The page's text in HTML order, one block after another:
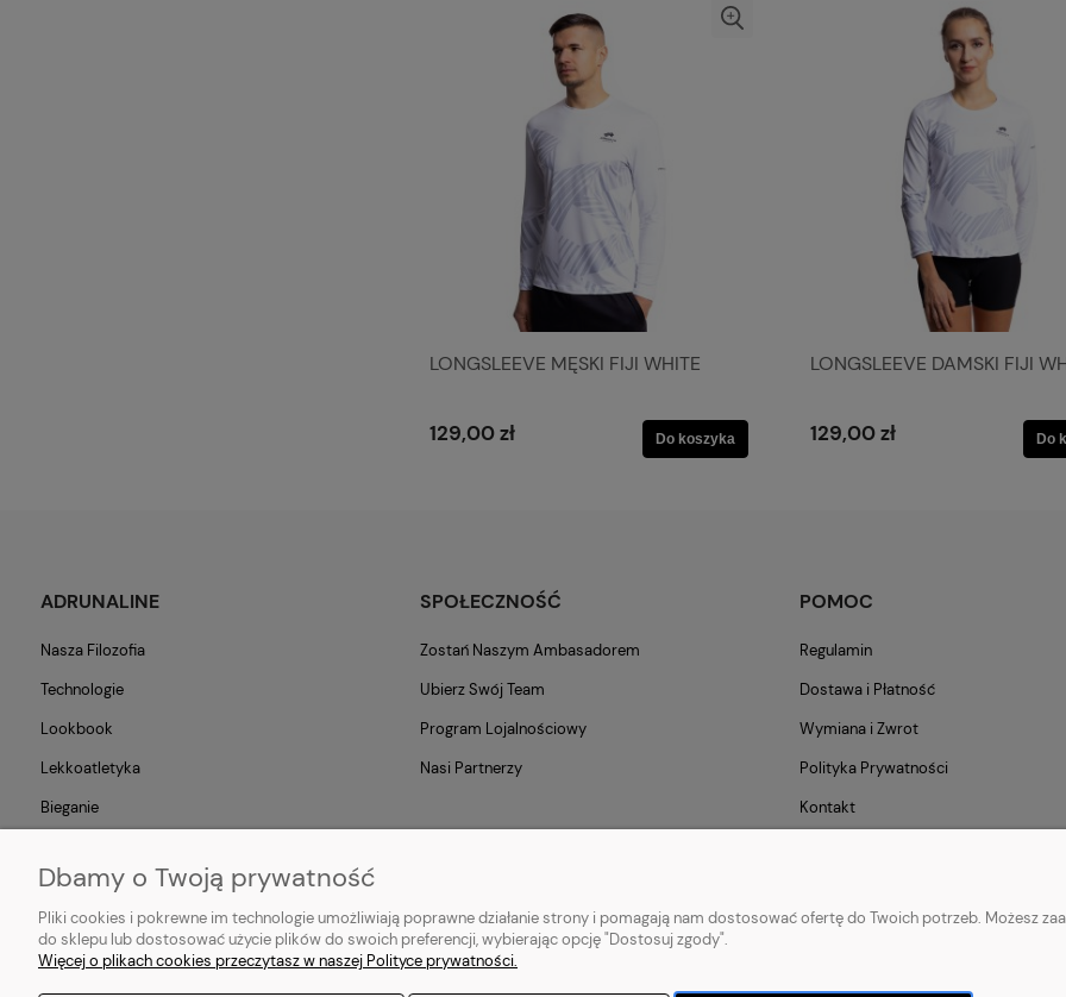
LONGSLEEVE MĘSKI FIJI WHITE
129,00 zł Do koszyka
LONGSLEEVE DAMSKI FIJI
129,00 zł Do
ADRUNALINE
Nasza Filozofia
Technologie
Lookbook
Lekkoatletyka
Bieganie
SPOŁECZNOŚĆ
Zostań Naszym Ambasadorem
Ubierz Swój Team
Program Lojalnościowy
Nasi Partnerzy
POMOC
Regulamin
Dostawa i Płatność
Wymiana i Zwrot
Polityka Prywatności
Kontakt
Popularne produkty:Koszulki do biegania| Topy do biegania| Bluzy do biegania Longsleeve do biegania
Dbamy o Twoją prywatność
Pliki cookies i pokrewne im technologie umożliwiają poprawne działanie strony i pomagają nam dostosować ofertę do Twoich potrzeb. Możesz
do sklepu lub dostosować użycie plików do swoich preferencji, wybierając opcję "Dostosuj zgody".
Więcej o plikach cookies przeczytasz w naszej Polityce prywatności.